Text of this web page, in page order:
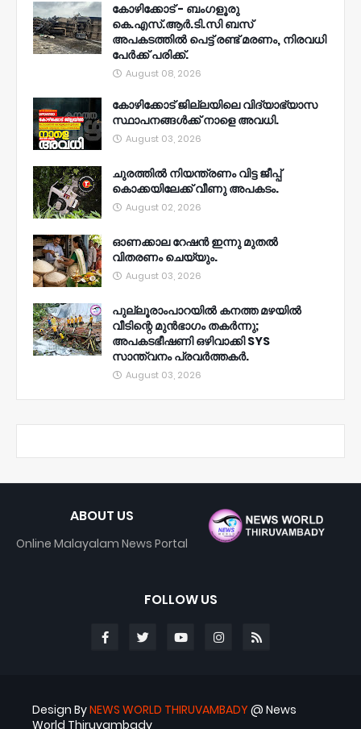
കോഴിക്കോട് - ബംഗളൂരു
കെ.എസ്.ആർ.ടി.സി ബസ്
അപകടത്തിൽ പെട്ട് രണ്ട് മരണം, നിരവധി
പേർക്ക് പരിക്ക്.
August 08, 2026
കോഴിക്കോട് ജില്ലയിലെ വിദ്യാഭ്യാസ
സ്ഥാപനങ്ങൾക്ക് നാളെ അവധി.
August 03, 2026
ചുരത്തിൽ നിയന്ത്രണം വിട്ട ജീപ്പ്
കൊക്കയിലേക്ക് വീണു അപകടം.
August 02, 2026
ഓണക്കാല റേഷൻ ഇന്നു മുതല്‍
വിതരണം ചെയ്യും.
August 03, 2026
പുല്ലൂരാംപാറയിൽ കനത്ത മഴയിൽ
വീടിന്റെ മുൻഭാഗം തകർന്നു;
അപകടഭീഷണി ഒഴിവാക്കി SYS
സാന്ത്വനം പ്രവർത്തകർ.
August 03, 2026
ABOUT US
Online Malayalam News Portal
FOLLOW US
Design ByNEWS WORLD THIRUVAMBADY @ News
World Thiruvambady